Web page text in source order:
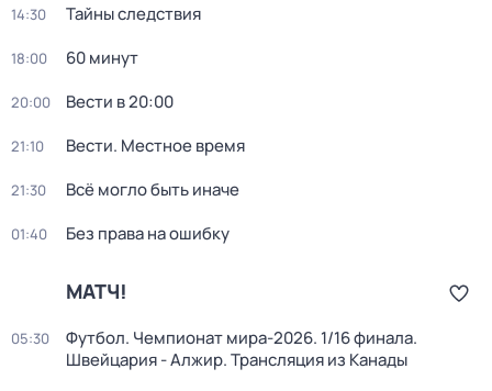
14:30 Тайны следствия
18:00 60 минут
20:00 Вести в 20:00
21:10 Вести. Местное время
21:30 Всё могло быть иначе
01:40 Без права на ошибку
МАТЧ!
05:30
Футбол. Чемпионат мира-2026. 1/16 финала.
Швейцария - Алжир. Трансляция из Канады